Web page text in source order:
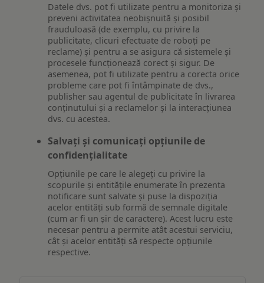
Datele dvs. pot fi utilizate pentru a monitoriza și
preveni activitatea neobișnuită și posibil
frauduloasă (de exemplu, cu privire la
publicitate, clicuri efectuate de roboți pe
reclame) și pentru a se asigura că sistemele și
procesele funcționează corect și sigur. De
asemenea, pot fi utilizate pentru a corecta orice
probleme care pot fi întâmpinate de dvs.,
publisher sau agentul de publicitate în livrarea
conținutului și a reclamelor și la interacțiunea
dvs. cu acestea.
Salvați și comunicați opțiunile de
confidențialitate
Opțiunile pe care le alegeți cu privire la
scopurile și entitățile enumerate în prezenta
notificare sunt salvate și puse la dispoziția
acelor entități sub formă de semnale digitale
(cum ar fi un șir de caractere). Acest lucru este
necesar pentru a permite atât acestui serviciu,
cât și acelor entități să respecte opțiunile
respective.